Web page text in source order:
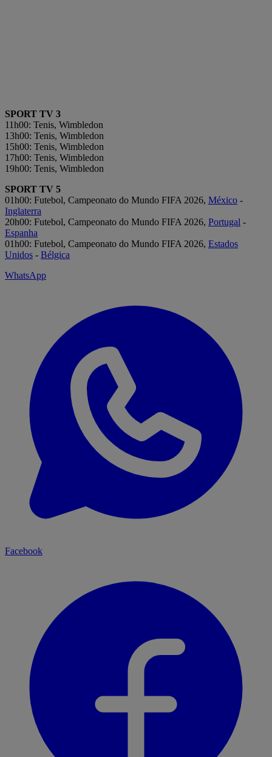
SPORT TV 3
11h00: Tenis, Wimbledon
13h00: Tenis, Wimbledon
15h00: Tenis, Wimbledon
17h00: Tenis, Wimbledon
19h00: Tenis, Wimbledon
SPORT TV 5
01h00: Futebol, Campeonato do Mundo FIFA 2026, México -
Inglaterra
20h00: Futebol, Campeonato do Mundo FIFA 2026, Portugal -
Espanha
01h00: Futebol, Campeonato do Mundo FIFA 2026, Estados
Unidos - Bélgica
WhatsApp
Facebook